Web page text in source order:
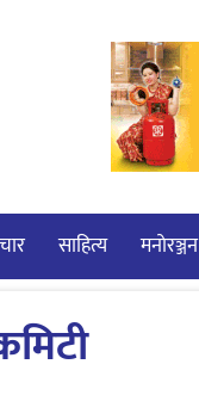
साहित्य मनाेरञ्जन